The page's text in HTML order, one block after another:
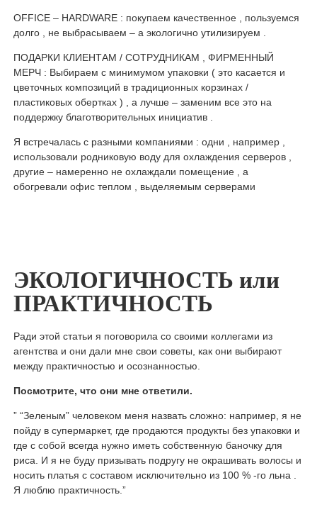
OFFICE – HARDWARE : покупаем качественное , пользуемся
долго , не выбрасываем – а экологично утилизируем .
ПОДАРКИ КЛИЕНТАМ / СОТРУДНИКАМ , ФИРМЕННЫЙ
МЕРЧ : Выбираем с минимумом упаковки ( это касается и
цветочных композиций в традиционных корзинах /
пластиковых обертках ) , а лучше – заменим все это на
поддержку благотворительных инициатив .
Я встречалась с разными компаниями : одни , например ,
использовали родниковую воду для охлаждения серверов ,
другие – намеренно не охлаждали помещение , а
обогревали офис теплом , выделяемым серверами
ЭКОЛОГИЧНОСТЬ или
ПРАКТИЧНОСТЬ
Ради этой статьи я поговорила со своими коллегами из
агентства и они дали мне свои советы, как они выбирают
между практичностью и осознанностью.
Посмотрите, что они мне ответили.
” “Зеленым” человеком меня назвать сложно: например, я не
пойду в супермаркет, где продаются продукты без упаковки и
где с собой всегда нужно иметь собственную баночку для
риса. И я не буду призывать подругу не окрашивать волосы и
носить платья с составом исключительно из 100 % -го льна .
Я люблю практичность.”